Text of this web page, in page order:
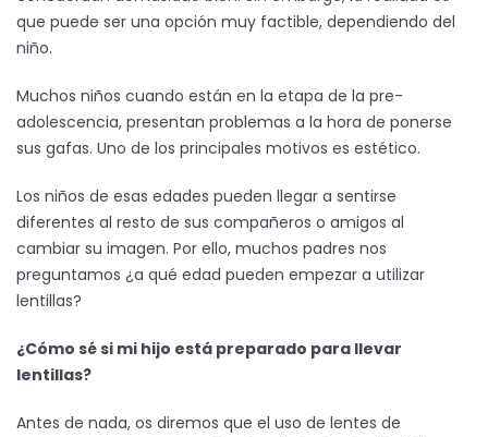
que puede ser una opción muy factible, dependiendo del
niño.
Muchos niños cuando están en la etapa de la pre-
adolescencia, presentan problemas a la hora de ponerse
sus gafas. Uno de los principales motivos es estético.
Los niños de esas edades pueden llegar a sentirse
diferentes al resto de sus compañeros o amigos al
cambiar su imagen. Por ello, muchos padres nos
preguntamos ¿a qué edad pueden empezar a utilizar
lentillas?
¿Cómo sé si mi hijo está preparado para llevar
lentillas?
Antes de nada, os diremos que el uso de lentes de